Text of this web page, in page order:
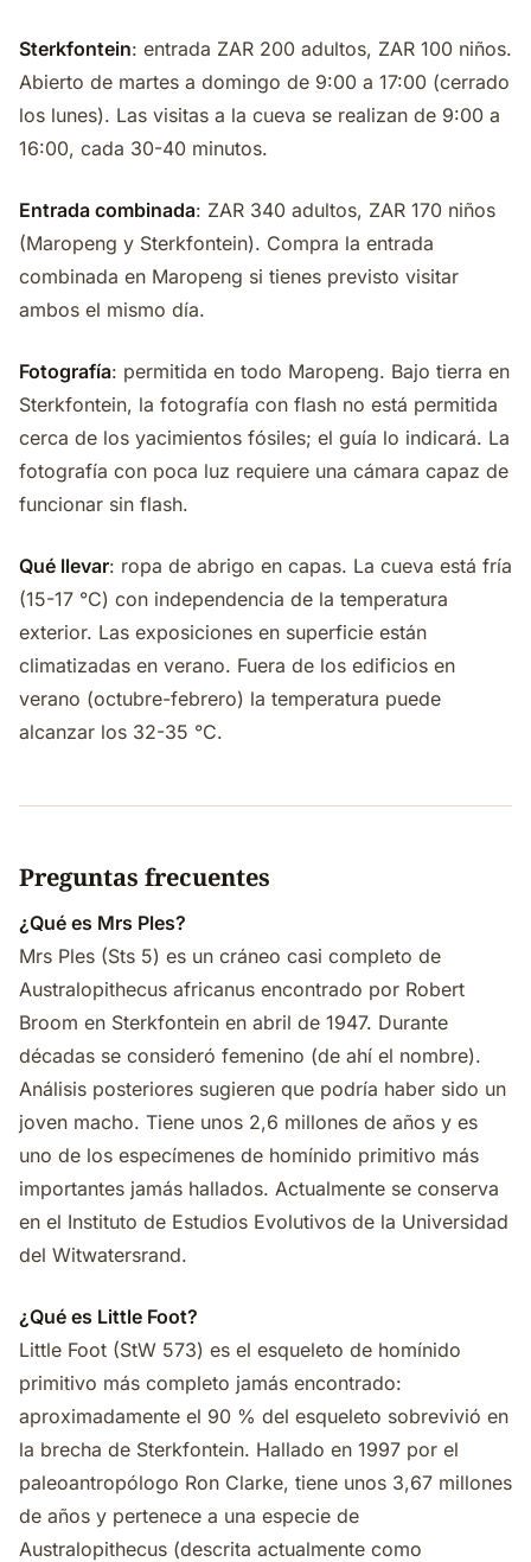
Sterkfontein: entrada ZAR 200 adultos, ZAR 100 niños.
Abierto de martes a domingo de 9:00 a 17:00 (cerrado
los lunes). Las visitas a la cueva se realizan de 9:00 a
16:00, cada 30-40 minutos.
Entrada combinada: ZAR 340 adultos, ZAR 170 niños
(Maropeng y Sterkfontein). Compra la entrada
combinada en Maropeng si tienes previsto visitar
ambos el mismo día.
Fotografía: permitida en todo Maropeng. Bajo tierra en
Sterkfontein, la fotografía con flash no está permitida
cerca de los yacimientos fósiles; el guía lo indicará. La
fotografía con poca luz requiere una cámara capaz de
funcionar sin flash.
Qué llevar: ropa de abrigo en capas. La cueva está fría
(15-17 °C) con independencia de la temperatura
exterior. Las exposiciones en superficie están
climatizadas en verano. Fuera de los edificios en
verano (octubre-febrero) la temperatura puede
alcanzar los 32-35 °C.
Preguntas frecuentes
¿Qué es Mrs Ples?
Mrs Ples (Sts 5) es un cráneo casi completo de
Australopithecus africanus encontrado por Robert
Broom en Sterkfontein en abril de 1947. Durante
décadas se consideró femenino (de ahí el nombre).
Análisis posteriores sugieren que podría haber sido un
joven macho. Tiene unos 2,6 millones de años y es
uno de los especímenes de homínido primitivo más
importantes jamás hallados. Actualmente se conserva
en el Instituto de Estudios Evolutivos de la Universidad
del Witwatersrand.
¿Qué es Little Foot?
Little Foot (StW 573) es el esqueleto de homínido
primitivo más completo jamás encontrado:
aproximadamente el 90 % del esqueleto sobrevivió en
la brecha de Sterkfontein. Hallado en 1997 por el
paleoantropólogo Ron Clarke, tiene unos 3,67 millones
de años y pertenece a una especie de
Australopithecus (descrita actualmente como